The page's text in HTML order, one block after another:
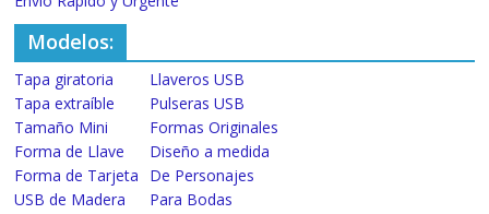
Modelos:
Tapa giratoria
Tapa extraíble
Tamaño Mini
Forma de Llave
Forma de Tarjeta
USB de Madera
Llaveros USB
Pulseras USB
Formas Originales
Diseño a medida
De Personajes
Para Bodas